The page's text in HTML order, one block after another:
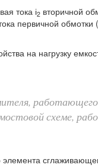
тока і2 вторичной
первичной обмотки
на нагрузку
схеме,
элемента